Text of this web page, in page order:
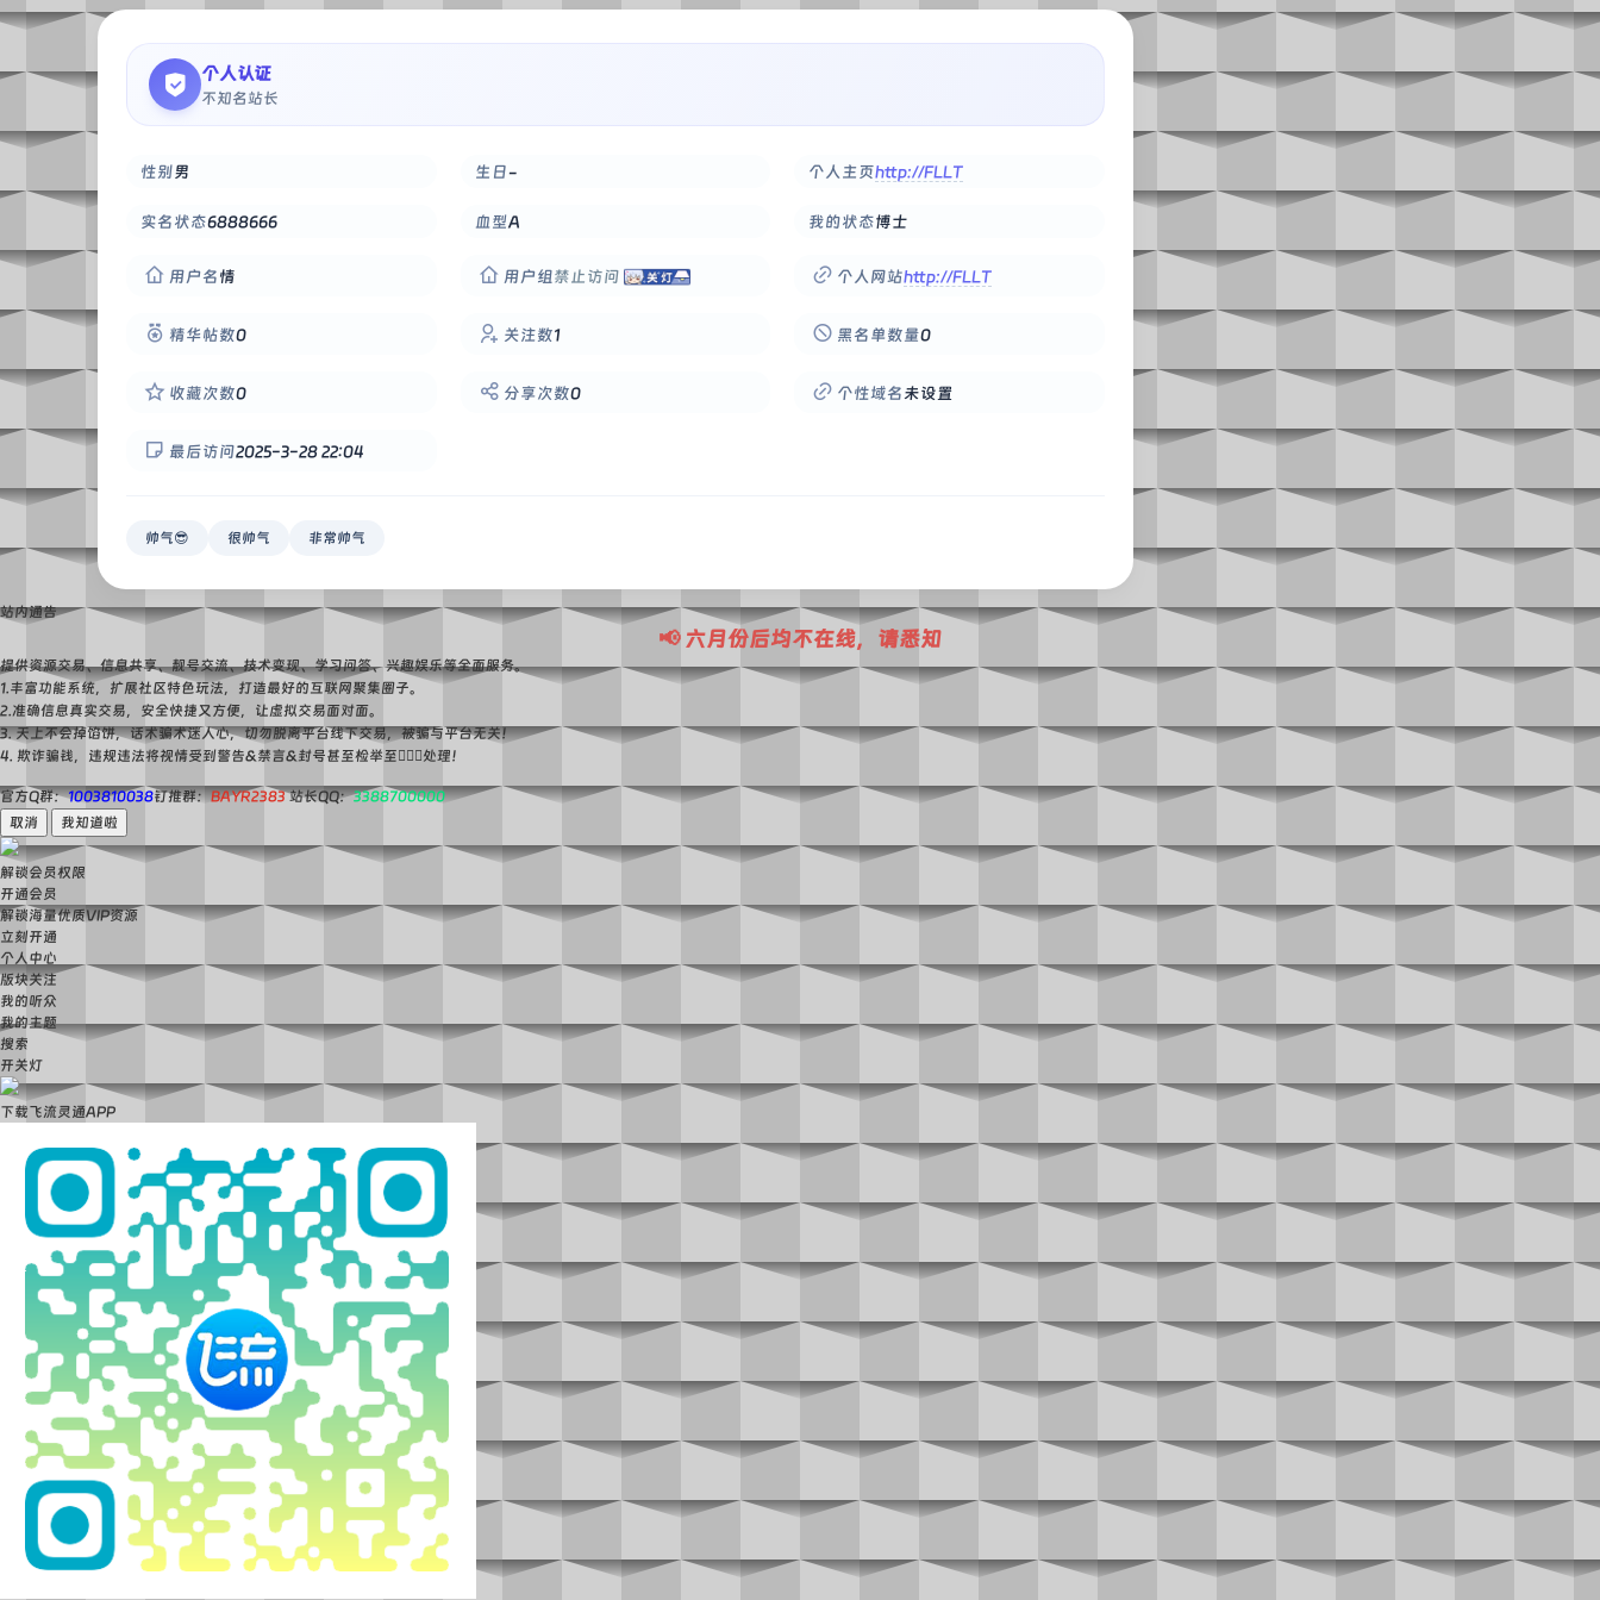
个人认证
不知名站长
性别男 生日- 个人主页http://FLLT
实名状态6888666 血型A 我的状态博士
用户名情 用户组禁止访问 个人网站http://FLLT
精华帖数0 关注数1 黑名单数量0
收藏次数0 分享次数0 个性域名未设置
最后访问2025-3-28 22:04
帅气😎 很帅气 非常帅气
站内通告
📢 六月份后均不在线，请悉知
提供资源交易、信息共享、靓号交流、技术变现、学习问答、兴趣娱乐等全面服务。
1.丰富功能系统，扩展社区特色玩法，打造最好的互联网聚集圈子。
2.准确信息真实交易，安全快捷又方便，让虚拟交易面对面。
3. 天上不会掉馅饼，话术骗术迷人心，切勿脱离平台线下交易，被骗与平台无关！
4. 欺诈骗钱，违规违法将视情受到警告&禁言&封号甚至检举至👮🏻‍♀️处理！
官方Q群：1003810038钉推群：BAYR2383站长QQ：3388700000
取消
我知道啦
解锁会员权限
开通会员
解锁海量优质VIP资源
立刻开通
个人中心
版块关注
我的听众
我的主题
搜索
开关灯
下载飞流灵通APP